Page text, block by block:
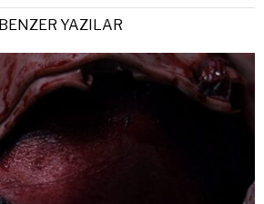
BENZER YAZILAR